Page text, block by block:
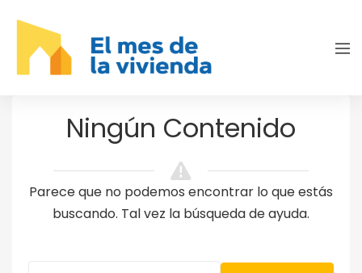
Ningún Contenido
Parece que no podemos encontrar lo que estás
buscando. Tal vez la búsqueda de ayuda.